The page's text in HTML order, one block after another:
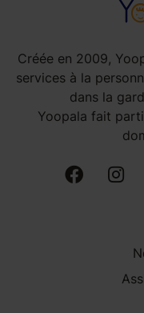
Créée en 2009,
services à la
dans la
Yoopala fait